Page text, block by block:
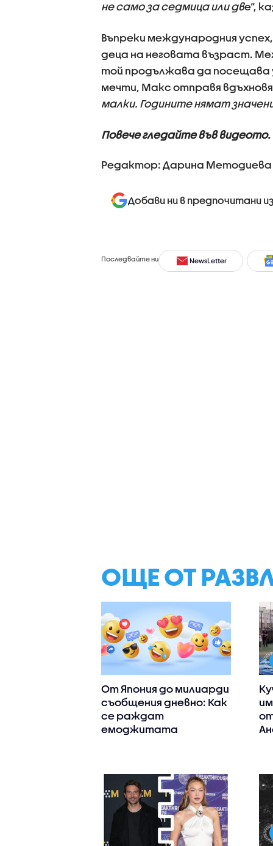
не само за седмица или две“,
Въпреки международния
деца на неговата възраст.
той продължава да посещава
мечти, Макс отправя
малки. Годините нямат
Повече гледайте във видеото.
Редактор: Дарина Методиева
Добави ни в предпочитани
Последвайте ни NewsLetter
ОЩЕ ОТ
От Япония до милиарди
съобщения дневно: Как
се раждат
емоджитата